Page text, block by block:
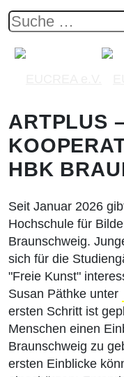
ARTPLUS
HBK
Seit Januar 2026
Hochschule für
Braunschweig.
sich für die
"Freie Kunst"
Susan Päthke unter
ersten Schritt ist
Menschen einen
Braunschweig zu
ersten Einblicke